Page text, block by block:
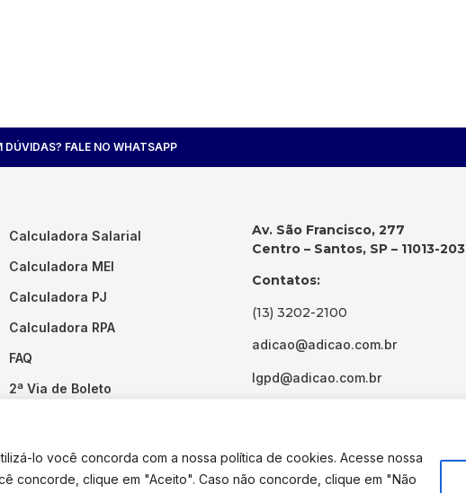
lo você concorda com a nossa política de cookies. Acesse nossa
concorde, clique em "Aceito". Caso não concorde, clique em "Não
DÚVIDAS? FALE NO WHATSAPP
Calculadora Salarial
Calculadora MEI
Calculadora PJ
Calculadora RPA
FAQ
2ª Via de Boleto
Av. São Francisco, 277
Centro – Santos, SP – 11013-203
Contatos:
(13) 3202-2100
adicao@adicao.com.br
lgpd@adicao.com.br